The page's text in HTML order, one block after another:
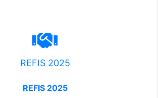
REFIS 2025
REFIS 2025